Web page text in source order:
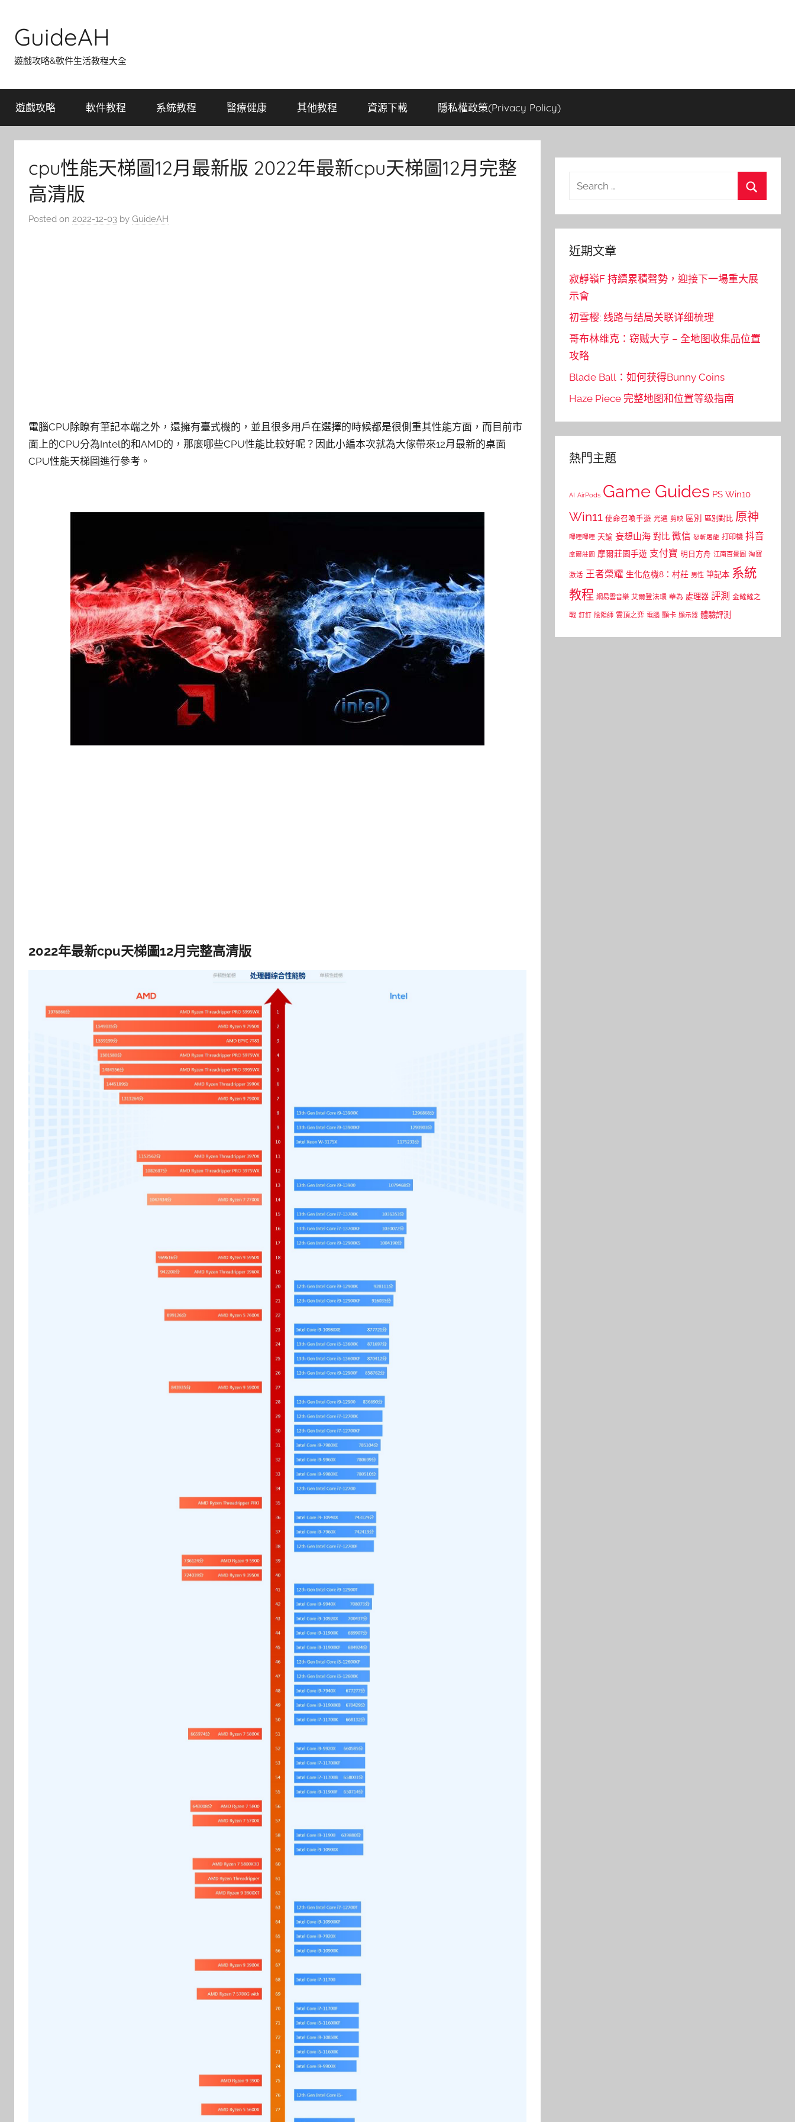
content
GuideAH
遊戲攻略&軟件生活教程大全
遊戲攻略 軟件教程 系統教程 醫療健康 其他教程 資源下載 隱私權政策(Privacy Policy)
cpu性能天梯圖12月最新版 2022年最新cpu天梯圖12月完整
高清版
Posted on 2022-12-03 by GuideAH
電腦CPU除瞭有筆記本端之外，還擁有臺式機的，並且很多用戶在選擇的時候都是很側重其性能方面，而目前市
面上的CPU分為Intel的和AMD的，那麼哪些CPU性能比較好呢？因此小編本次就為大傢帶來12月最新的桌面
CPU性能天梯圖進行參考。
2022年最新cpu天梯圖12月完整高清版
Search
近期文章
寂靜嶺F 持續累積聲勢，迎接下一場重大展
示會
初雪樱: 线路与结局关联详细梳理
哥布林维克：窃贼大亨 – 全地图收集品位置
攻略
Blade Ball：如何获得Bunny Coins
Haze Piece 完整地图和位置等级指南
熱門主題
AI AirPods Game Guides PS Win10
Win11 使命召喚手遊 光遇 剪映 區別 區別對比 原神
嗶哩嗶哩 天諭 妄想山海 對比 微信 怒斬屠龍 打印機 抖音
摩爾莊園 摩爾莊園手遊 支付寶 明日方舟 江南百景圖 淘寶
激活 王者榮耀 生化危機8：村莊 男性 筆記本 系統
教程 網易雲音樂 艾爾登法環 華為 處理器 評測 金鏟鏟之
戰 釘釘 陰陽師 雲頂之弈 電腦 顯卡 顯示器 體驗評測